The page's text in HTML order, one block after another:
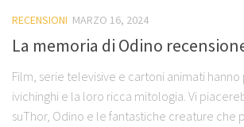
RECENSIONI MARZO 16, 2024
La memoria di Odino
Film, serie televisive e cartoni animati
ivichinghi e la loro ricca mitologia. Vi
suThor, Odino e le fantastiche creature che